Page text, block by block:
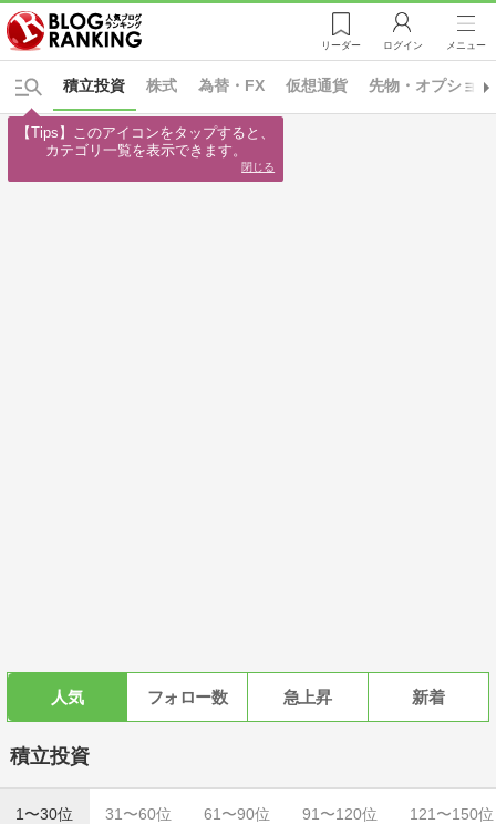
リーダー ログイン メニュー
株式 為替・FX 仮想通貨 先物・オプション
積立投資
人気 フォロー数 急上昇 新着
積立投資
1〜30位 31〜60位 61〜90位 91〜120位 121〜150位
【Tips】このアイコンをタップすると、
カテゴリ一覧を表示できます。
閉じる